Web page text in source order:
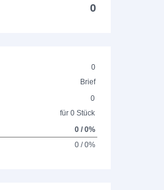
0
0
Brief
0
für 0 Stück
0 / 0%
0 / 0%